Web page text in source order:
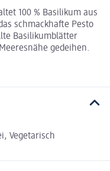
100 % Basilikum aus
schmackhafte Pesto
Basilikumblätter
gedeihen.
Vegetarisch